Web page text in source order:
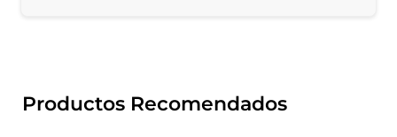
Productos Recomendados